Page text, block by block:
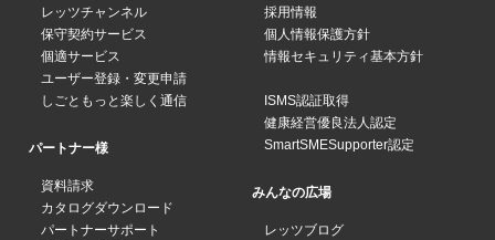
レッツチャンネル
保守契約サービス
個適サービス
ユーザー登録・変更申請
しごともっと楽しく通信
パートナー様
資料請求
カタログダウンロード
パートナーサポート
採用情報
個人情報保護方針
情報セキュリティ基本方針
ISMS認証取得
健康経営優良法人認定
SmartSMESupporter認定
みんなの広場
レッツブログ